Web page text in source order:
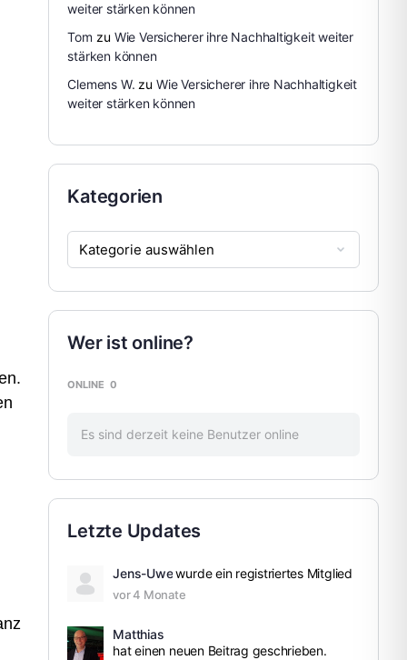
weiter stärken können
Tom zu Wie Versicherer ihre Nachhaltigkeit weiter
stärken können
Clemens W. zuWie Versicherer ihre Nachhaltigkeit
weiter stärken können
Kategorien
Wer ist online?
ONLINE 0
Es sind derzeit keine Benutzer online
Letzte Updates
Jens-Uwe wurde ein registriertes Mitglied
vor 4 Monate
Matthias
hat einen neuen Beitrag geschrieben.